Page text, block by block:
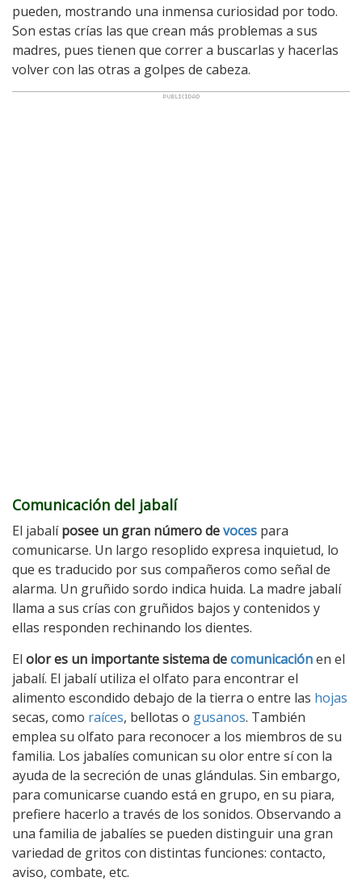
pueden, mostrando una inmensa curiosidad por todo.
Son estas crías las que crean más problemas a sus
madres, pues tienen que correr a buscarlas y hacerlas
volver con las otras a golpes de cabeza.
Comunicación del jabalí
El jabalíposee un gran número devoces para
comunicarse. Un largo resoplido expresa inquietud, lo
que es traducido por sus compañeros como señal de
alarma. Un gruñido sordo indica huida. La madre jabalí
llama a sus crías con gruñidos bajos y contenidos y
ellas responden rechinando los dientes.
El olor es un importante sistema decomunicaciónen el
jabalí. El jabalí utiliza el olfato para encontrar el
alimento escondido debajo de la tierra o entre las hojas
secas, como raíces, bellotas o gusanos. También
emplea su olfato para reconocer a los miembros de su
familia. Los jabalíes comunican su olor entre sí con la
ayuda de la secreción de unas glándulas. Sin embargo,
para comunicarse cuando está en grupo, en su piara,
prefiere hacerlo a través de los sonidos. Observando a
una familia de jabalíes se pueden distinguir una gran
variedad de gritos con distintas funciones: contacto,
aviso, combate, etc.